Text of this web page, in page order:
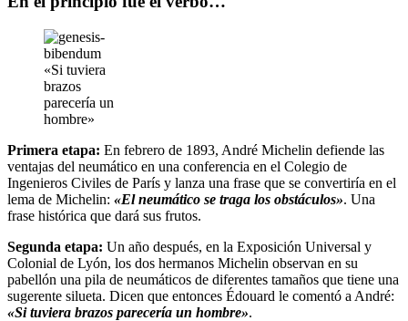
«Si tuviera
brazos
parecería un
hombre»
Primera etapa: En febrero de 1893, André Michelin defiende las
ventajas del neumático en una conferencia en el Colegio de
Ingenieros Civiles de París y lanza una frase que se convertiría en el
lema de Michelin: «El neumático se traga los obstáculos». Una
frase histórica que dará sus frutos.
Segunda etapa: Un año después, en la Exposición Universal y
Colonial de Lyón, los dos hermanos Michelin observan en su
pabellón una pila de neumáticos de diferentes tamaños que tiene una
sugerente silueta. Dicen que entonces Édouard le comentó a André:
«Si tuviera brazos parecería un hombre».